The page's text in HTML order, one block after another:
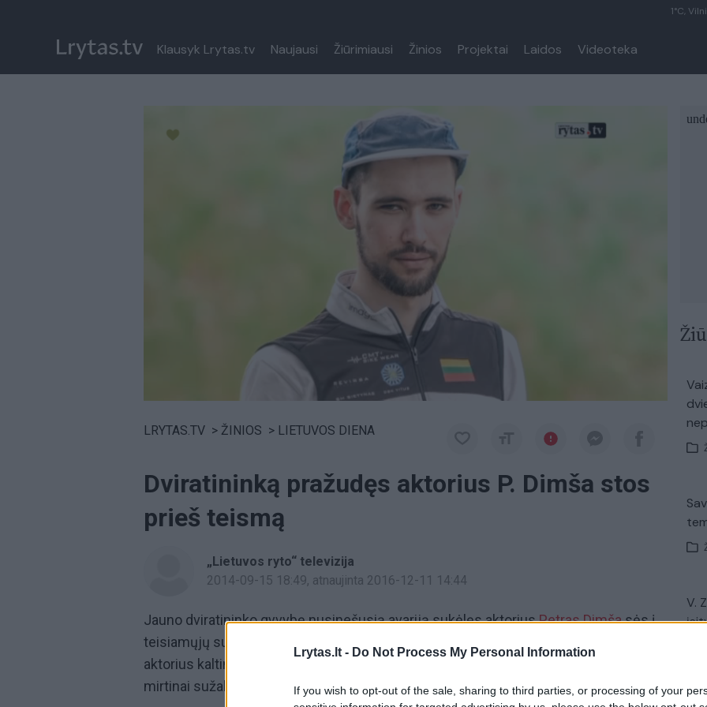
Lrytas.lt - Do Not Process My Personal Information
If you wish to opt-out of the sale, sharing to third parties, or processing of your
1°C,
Klausyk Lrytas.tv Naujausi Žiūrimiausi Žinios Projektai Laidos Videoteka
LRYTAS.TV > ŽINIOS > LIETUVOS DIENA
Dviratininką pražudęs aktorius P. Dimša stos
prieš teismą
„Lietuvos ryto“ televizija
2014-09-15 18:49, atnaujinta 2016-12-11 14:44
Jauno dviratininko gyvybę nusinešusią avariją sukėlęs aktoriusPetras Dimšasės į
teisiamųjų suolą. Ikiteisminį tyrimą baigę prokurorai teismui perdavė bylą, kurioje
aktorius kaltinamas, kad prieš metus būdamas girtas automobiliu partrenkė ir
mirtinai sužalojo dviratininką. Dimšai gresia 10 metų kalėjimo.
V.